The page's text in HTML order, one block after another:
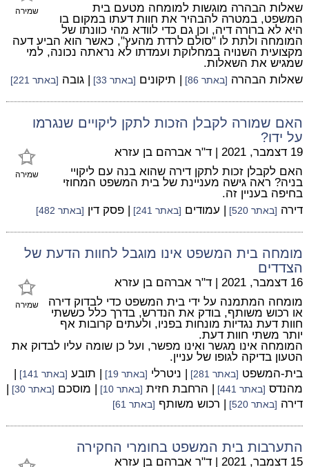
שמירה
שאלות הבהרה מוגשות למומחה מטעם בית
המשפט, במטרה להבהיר את חוות דעתו במקום בו
היא לא ברורה דיה, וכן גם כדי לוודא מהי כוונתו של
המומחה ולתת לו "סולם לרדת מהעץ", כאשר הוא הביע דעה
מקצועית השנויה במחלוקת ועמדתו לא נראתה נכונה, למי
שמגיש את השאלות.
שאלות הבהרה [באתר 86] | תיקונים [באתר 33] | גובה [באתר 221]
האם שמורה לקבלן הזכות לתקן ליקויים שנגרמו
על ידו?
שמירה
19 דצמבר, 2021 | ד"ר אברהם בן עזרא
האם לקבלן זכות לתקן דירה שהוא בנה עם ליקויי
בניה? ראה גישה מעניינת של בית המשפט המחוזי
בחיפה בעניין זה.
דירה [באתר 520] | עמודים [באתר 241] | פסק דין [באתר 482]
מומחה בית המשפט אינו מוגבל לחוות הדעת של
הצדדים
שמירה
16 דצמבר, 2021 | ד"ר אברהם בן עזרא
מומחה המתמנה על ידי בית המשפט כדי לבדוק דירה
או רכוש משותף, בודק את הנדרש, בדרך כלל כששתי
חוות דעת נגדיות מונחות בפניו, ולעתים קרובות אף
יותר משתי חוות דעת.
המומחה אינו מגשר ואינו מפשר, ועל כן שומה עליו לבדוק את
הטעון בדיקה לגופו של עניין.
בית-המשפט [באתר 281] | ניטרלי [באתר 19] | תובע [באתר 141]
|
מהנדס [באתר 441] | הרחבת חזית [באתר 10] | מוסכם [באתר 30]
|
דירה [באתר 520] | רכוש משותף [באתר 61]
התערבות בית המשפט בחומרי החקירה
15 דצמבר, 2021 | ד"ר אברהם בן עזרא